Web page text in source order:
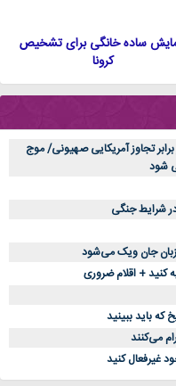
ساده خانگی برای تشخیص
کرونا
تجاوز آمریکایی صهیونی/ موج
شرایط جنگی
کنید + اقلام ضروری
که باید ببینید